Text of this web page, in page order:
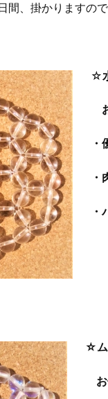
間、掛かりますの
☆
☆ム
お